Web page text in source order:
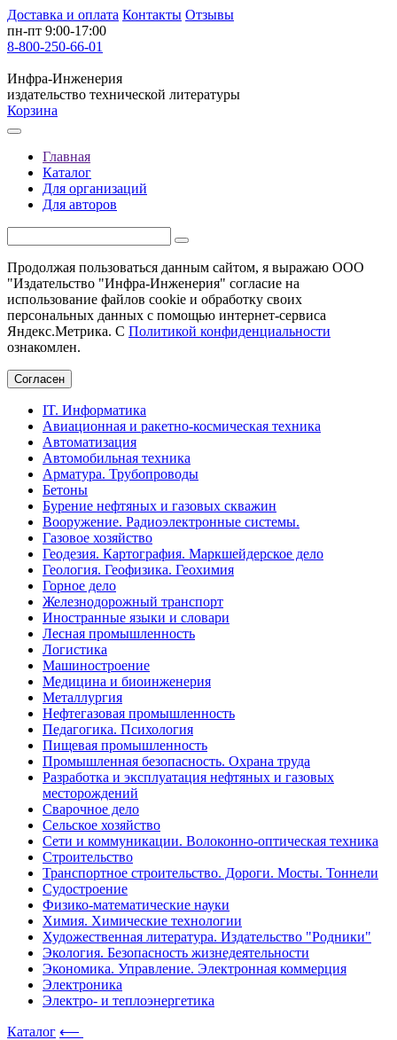
Доставка и оплата Контакты Отзывы
пн-пт 9:00-17:00
8-800-250-66-01
Инфра-Инженерия
издательство технической литературы
Корзина
Главная
Каталог
Для организаций
Для авторов
Продолжая пользоваться данным сайтом, я выражаю ООО
"Издательство "Инфра-Инженерия" согласие на
использование файлов cookie и обработку своих
персональных данных с помощью интернет-сервиса
Яндекс.Метрика. С Политикой конфиденциальности
ознакомлен.
Согласен
IT. Информатика
Авиационная и ракетно-космическая техника
Автоматизация
Автомобильная техника
Арматура. Трубопроводы
Бетоны
Бурение нефтяных и газовых скважин
Вооружение. Радиоэлектронные системы.
Газовое хозяйство
Геодезия. Картография. Маркшейдерское дело
Геология. Геофизика. Геохимия
Горное дело
Железнодорожный транспорт
Иностранные языки и словари
Лесная промышленность
Логистика
Машиностроение
Медицина и биоинженерия
Металлургия
Нефтегазовая промышленность
Педагогика. Психология
Пищевая промышленность
Промышленная безопасность. Охрана труда
Разработка и эксплуатация нефтяных и газовых
месторождений
Сварочное дело
Сельское хозяйство
Сети и коммуникации. Волоконно-оптическая техника
Строительство
Транспортное строительство. Дороги. Мосты. Тоннели
Судостроение
Физико-математические науки
Химия. Химические технологии
Художественная литература. Издательство "Родники"
Экология. Безопасность жизнедеятельности
Экономика. Управление. Электронная коммерция
Электроника
Электро- и теплоэнергетика
Каталог ⟵